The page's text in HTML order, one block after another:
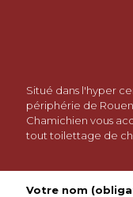
Situé dans l'hyper
périphérie de
Chamichien vous
tout toilettage de
Votre nom